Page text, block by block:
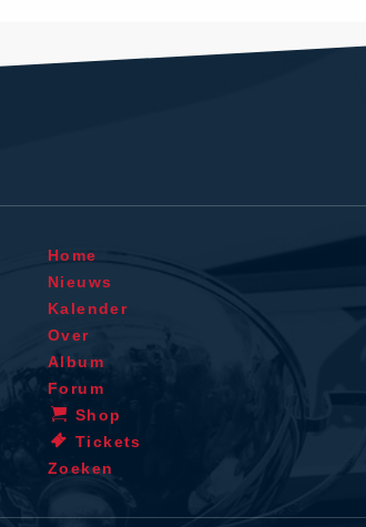
Home
Nieuws
Kalender
Over
Album
Forum
Shop
Tickets
Zoeken